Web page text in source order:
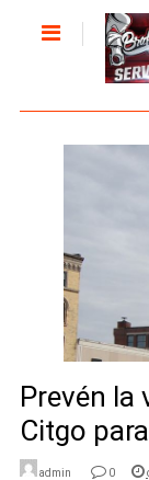
Prevén la
Citgo
admin 0